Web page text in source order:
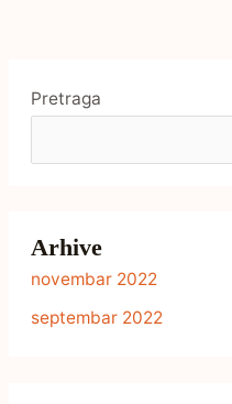
Pretraga
Arhive
novembar 2022
septembar 2022